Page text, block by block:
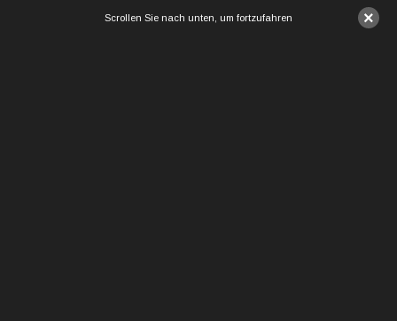
×
Scrollen Sie nach unten, um fortzufahren